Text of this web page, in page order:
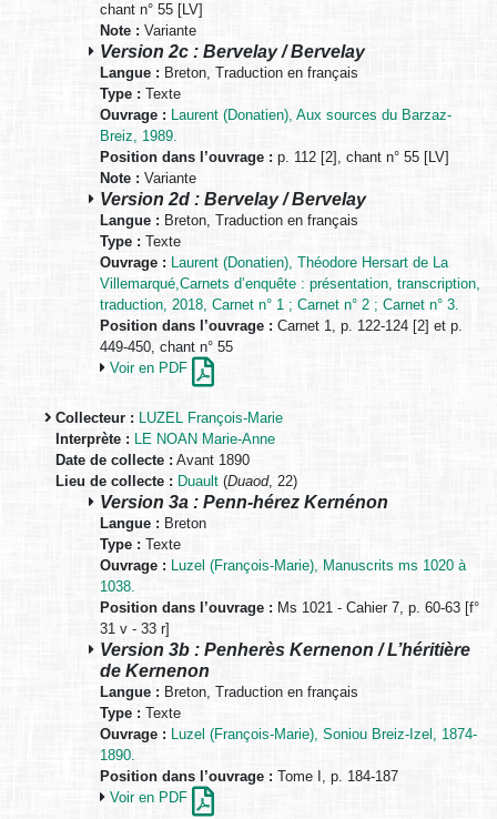
chant n° 55 [LV]
Note : Variante
Version 2c : Bervelay / Bervelay
Langue : Breton, Traduction en français
Type : Texte
Ouvrage : Laurent (Donatien), Aux sources du Barzaz-
Breiz, 1989.
Position dans l’ouvrage : p. 112 [2], chant n° 55 [LV]
Note : Variante
Version 2d : Bervelay / Bervelay
Langue : Breton, Traduction en français
Type : Texte
Ouvrage : Laurent (Donatien), Théodore Hersart de La
Villemarqué,Carnets d’enquête : présentation, transcription,
traduction, 2018, Carnet n° 1 ; Carnet n° 2 ; Carnet n° 3.
Position dans l’ouvrage : Carnet 1, p. 122-124 [2] et p.
449-450, chant n° 55
Voir en PDF
Collecteur : LUZEL François-Marie
Interprète : LE NOAN Marie-Anne
Date de collecte : Avant 1890
Lieu de collecte : Duault (Duaod, 22)
Version 3a : Penn-hérez Kernénon
Langue : Breton
Type : Texte
Ouvrage : Luzel (François-Marie), Manuscrits ms 1020 à
1038.
Position dans l’ouvrage : Ms 1021 - Cahier 7, p. 60-63 [f°
31 v - 33 r]
Version 3b : Penherès Kernenon / L’héritière
de Kernenon
Langue : Breton, Traduction en français
Type : Texte
Ouvrage : Luzel (François-Marie), Soniou Breiz-Izel, 1874-
1890.
Position dans l’ouvrage : Tome I, p. 184-187
Voir en PDF